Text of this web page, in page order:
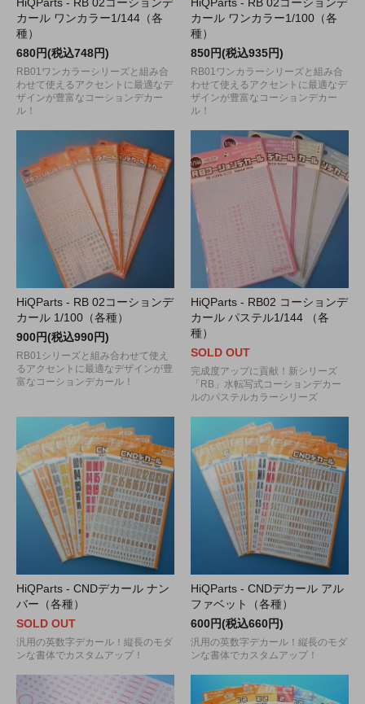
HiQParts - RB 02コーションデ
カール ワンカラー1/144（各
種）
680円(税込748円)
RB01ワンカラーシリーズと組み合
わせて使えるアクセントに最適なデ
ザインが豊富なコーションデカー
ル！
HiQParts - RB 02コーションデ
カール ワンカラー1/100（各
種）
850円(税込935円)
RB01ワンカラーシリーズと組み合
わせて使えるアクセントに最適なデ
ザインが豊富なコーションデカー
ル！
HiQParts - RB 02コーションデ
カール 1/100（各種）
900円(税込990円)
RB01シリーズと組み合わせて使え
るアクセントに最適なデザインが豊
富なコーションデカール！
HiQParts - RB02 コーションデ
カール パステル1/144 （各
種）
SOLD OUT
完成度アップに貢献！新シリーズ
「RB」水転写式コーションデカー
ルのパステルカラーシリーズ
HiQParts - CNDデカール ナン
バー（各種）
SOLD OUT
汎用の英数字デカール！縦長のモダ
ンな書体でカスタムアップ！
HiQParts - CNDデカール アル
ファベット（各種）
600円(税込660円)
汎用の英数字デカール！縦長のモダ
ンな書体でカスタムアップ！